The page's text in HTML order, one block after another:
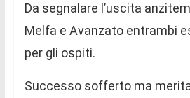
Da segnalare l’uscita
Melfa e Avanzato entrambi
per gli ospiti.
Successo sofferto ma